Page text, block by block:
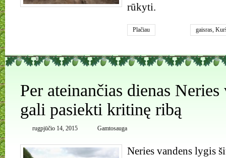
rūkyti.
Plačiau gaisras,
0
Per ateinančias dienas
gali pasiekti kritinę ribą
rugpjūčio 14, 2015 Gamtosauga
Neries vandens lygis